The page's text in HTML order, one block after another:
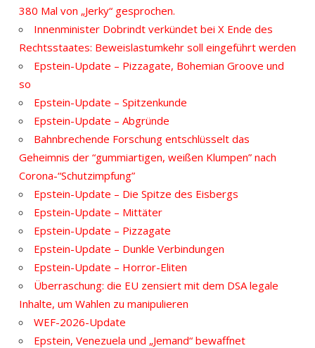
380 Mal von „Jerky“ gesprochen.
Innenminister Dobrindt verkündet bei X Ende des
Rechtsstaates: Beweislastumkehr soll eingeführt werden
Epstein-Update – Pizzagate, Bohemian Groove und
so
Epstein-Update – Spitzenkunde
Epstein-Update – Abgründe
Bahnbrechende Forschung entschlüsselt das
Geheimnis der “gummiartigen, weißen Klumpen” nach
Corona-“Schutzimpfung”
Epstein-Update – Die Spitze des Eisbergs
Epstein-Update – Mittäter
Epstein-Update – Pizzagate
Epstein-Update – Dunkle Verbindungen
Epstein-Update – Horror-Eliten
Überraschung: die EU zensiert mit dem DSA legale
Inhalte, um Wahlen zu manipulieren
WEF-2026-Update
Epstein, Venezuela und „Jemand“ bewaffnet